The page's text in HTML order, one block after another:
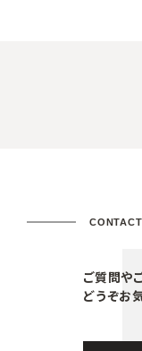
CONTACT
ご質問や
どうぞお